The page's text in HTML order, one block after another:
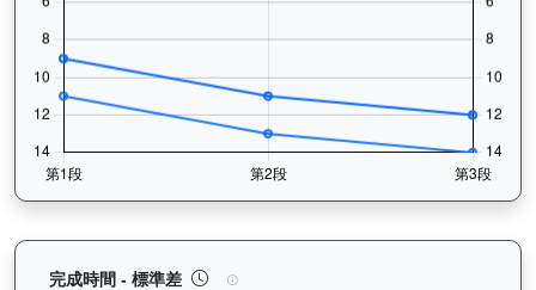
完成時間 - 標準差 大宗師（K578）— 完成時間標準差分